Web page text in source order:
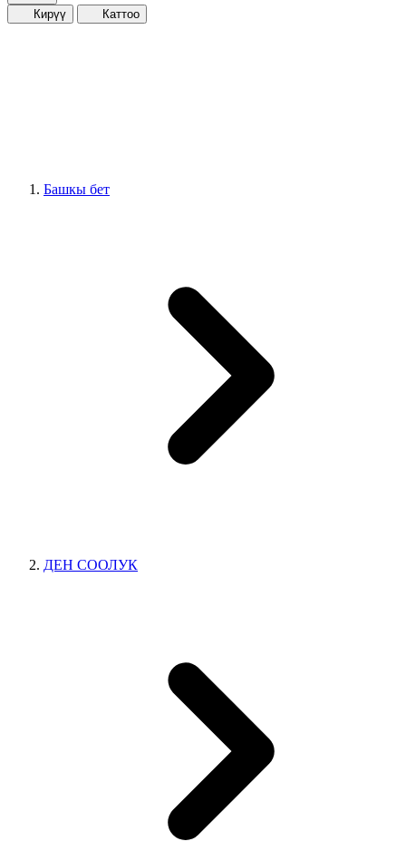
Кирүү Каттоо
Башкы бет
ДЕН СООЛУК